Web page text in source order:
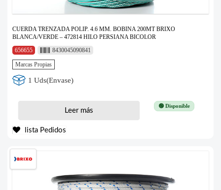
CUERDA TRENZADA POLIP. 4.6 MM. BOBINA 200MT BRIXO
BLANCA/VERDE – 472814 HILO PERSIANA BICOLOR
656655
8430045090841
Marcas Propias
1 Uds(Envase)
🟢 Disponible
Leer más
lista Pedidos